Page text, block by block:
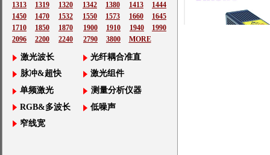
1413
1380 1444
1342
1320
1319
1313
1660
1645
1573
1550
1532
1470
1450
1940
1910
1900
1870
1850
1710
2790
2200 3800
2096
1990
MORE
单频激光
光纤耦合准直
激光波长
脉冲&超快
RGB&多波长
激光组件
测量分析仪器
低噪声
窄线宽
2240